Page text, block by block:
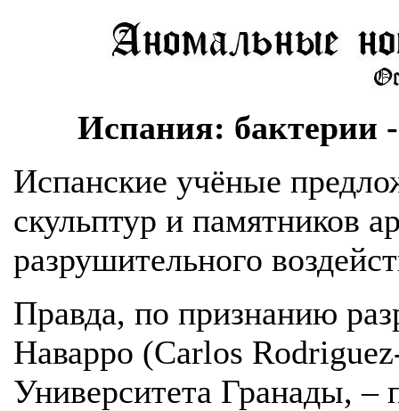
Испания: бактерии
Испанские учёные
скульптур и памятников
разрушительного
Правда, по признанию
Наварро (Carlos
Университета Гранады, –